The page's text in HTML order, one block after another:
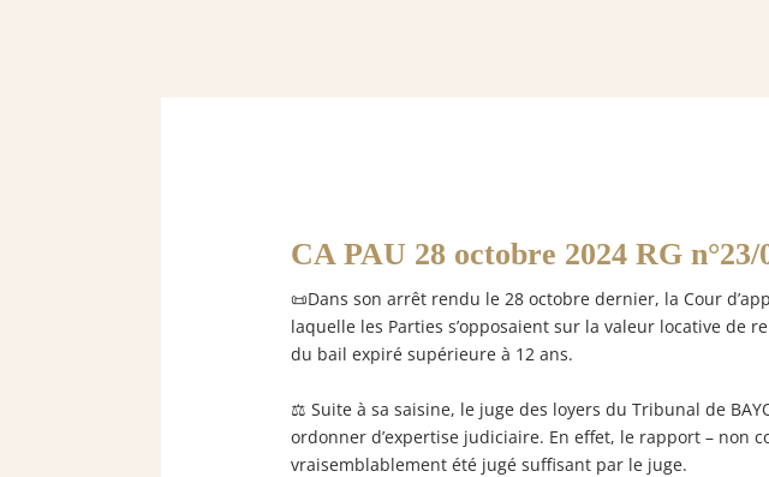
CA PAU 28 octobre 2024 RG n°23/
📜Dans son arrêt rendu le 28 octobre dernier, la Cour
laquelle les Parties s’opposaient sur la valeur locative
du bail expiré supérieure à 12 ans.
⚖️ Suite à sa saisine, le juge des loyers du Tribunal de
ordonner d’expertise judiciaire. En effet, le rapport – non
vraisemblablement été jugé suffisant par le juge.